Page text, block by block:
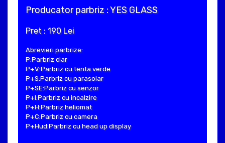
Producator parbriz : YES GLASS
Pret : 190 Lei
Abrevieri parbrize:
P:Parbriz clar
P+V:Parbriz cu tenta verde
P+S:Parbriz cu parasolar
P+SE:Parbriz cu senzor
P+I:Parbriz cu incalzire
P+H:Parbriz heliomat
P+C:Parbriz cu camera
P+Hud:Parbriz cu head up display